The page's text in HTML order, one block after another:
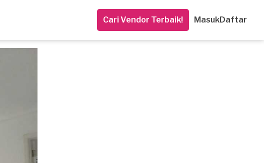
Cari Vendor Terbaik! MasukDaftar